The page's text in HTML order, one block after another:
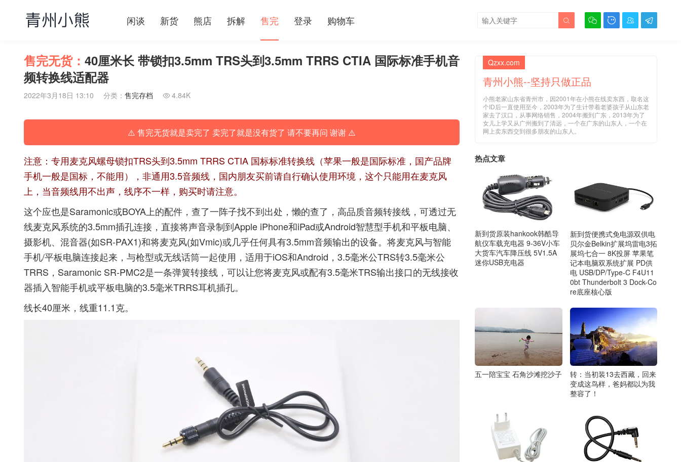
闲谈 新货 熊店 拆解 售完 登录 购物车    

售完无货： 40厘米长 带锁扣3.5mm TRS头到3.5mm TRRS CTIA 国际标准手机音
频转换线适配器
2022年3月18日 13:10 分类： 售完存档  4.84K
⚠️ 售完无货就是卖完了 卖完了就是没有货了 请不要再问 谢谢 ⚠️
注意：专用麦克风螺母锁扣TRS头到3.5mm TRRS CTIA 国标标准转换线（苹果一般是国际标准，国产品牌
手机一般是国标，不能用），非通用3.5音频线，国内朋友买前请自行确认使用环境，这个只能用在麦克风
上，当音频线用不出声，线序不一样，购买时请注意。
这个应也是Saramonic或BOYA上的配件，查了一阵子找不到出处，懒的查了，高品质音频转接线，可透过无
线麦克风系统的3.5mm插孔连接，直接将声音录制到Apple iPhone和iPad或Android智慧型手机和平板电脑、
摄影机、混音器(如SR-PAX1)和将麦克风(如Vmic)或几乎任何具有3.5mm音频输出的设备。将麦克风与智能
手机/平板电脑连接起来，与枪型或无线话筒一起使用，适用于iOS和Android，3.5毫米公TRS转3.5毫米公
TRRS，Saramonic SR-PMC2是一条弹簧转接线，可以让您将麦克风或配有3.5毫米TRS输出接口的无线接收
器插入智能手机或平板电脑的3.5毫米TRRS耳机插孔。
线长40厘米，线重11.1克。
Qzxx.com
青州小熊--坚持只做正品
小熊老家山东省青州市，因2001年在小熊在线卖东西，取名这
个ID后一直使用至今，2003年为了生计带着老婆孩子从山东老
家去了汉口，从事网络销售，2004年搬到广东，2013年为了
女儿上学又从广州搬到了清远，一个在广东的山东人，一个在
网上卖东西交到很多朋友的山东人。
热点文章
新到货原装hankook韩酷导
航仪车载充电器 9-36V小车
大货车汽车降压线 5V1.5A
迷你USB充电器
新到货便携式免电源双供电
贝尔金Belkin扩展坞雷电3拓
展坞七合一 8K投屏 苹果笔
记本电脑双系统扩展 PD供
电 USB/DP/Type-C F4U11
0bt Thunderbolt 3 Dock-Co
re底座核心版
五一陪宝宝 石角沙滩挖沙子
转：当初装13去西藏，回来
变成这鸟样，爸妈都以为我
整容了！